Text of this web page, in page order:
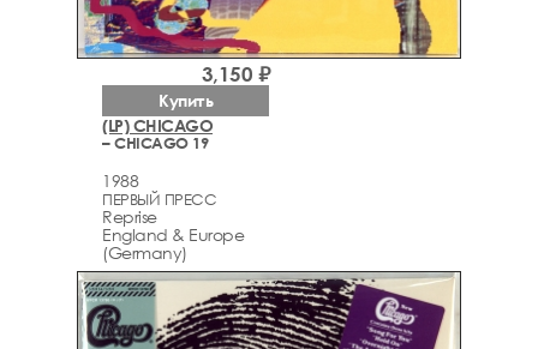
(LP) CHICAGO
– CHICAGO 19
1988
ПЕРВЫЙ ПРЕСС
Reprise
England & Europe
(Germany)
3,150 ₽
Купить